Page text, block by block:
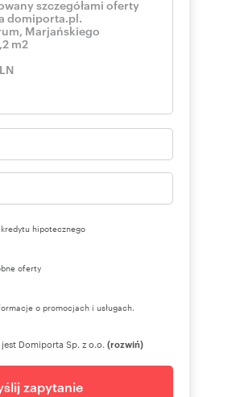
hipotecznego
oferty
o promocjach i usługach.
Domiporta Sp. z o.o. (rozwiń)
zapytanie